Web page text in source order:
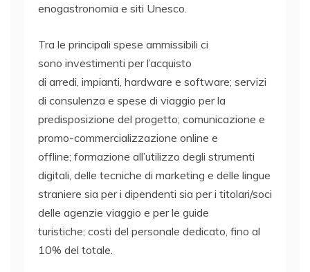
enogastronomia e siti Unesco.
Tra le principali spese ammissibili ci
sono investimenti per l’acquisto
di arredi, impianti, hardware e software; servizi
di consulenza e spese di viaggio per la
predisposizione del progetto; comunicazione e
promo-commercializzazione online e
offline; formazione all’utilizzo degli strumenti
digitali, delle tecniche di marketing e delle lingue
straniere sia per i dipendenti sia per i titolari/soci
delle agenzie viaggio e per le guide
turistiche; costi del personale dedicato, fino al
10% del totale.